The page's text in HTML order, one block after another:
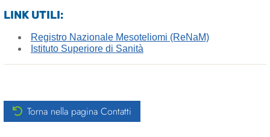
LINK UTILI:
Registro Nazionale Mesoteliomi (ReNaM)
Istituto Superiore di Sanità
Torna nella pagina Contatti